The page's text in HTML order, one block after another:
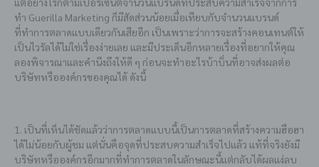
ทำ Guerilla Marketing ก็มีสัดส่วนน้อยเมื่อเทียบกับจำนวนแบรนด์
ที่ทำการตลาดแบบเดียวกันเสียอีก เป็นเพราะว่าการจะสร้างคอนเทนต์ให้
เป็นไวรัลได้ไม่ใช่เรื่องง่ายเลย และมีประเด็นอีกหลายเรื่องที่อยากให้คุณ
ลองพิจารณาและคำนึงถึงให้ดี ๆ ก่อนจะทำอะไรบ้าบิ่นที่อาจส่งผลต่อ
บริษัทหรือองค์กรของคุณได้ ดังนี้
1. เป็นที่เห็นได้ชัดแล้วว่าการตลาดแบบนี้เป็นการตลาดที่สร้างความฮือฮา
ได้ไม่น้อยกับผู้ชม แต่นั่นคือจุดที่ประสบความสำเร็จไปแล้ว แท้ที่จริงยังมี
บริษัทหรือองค์กรอีกมากที่ทำการตลาดในลักษณะนี้แต่กลับได้ผลแง่ลบ